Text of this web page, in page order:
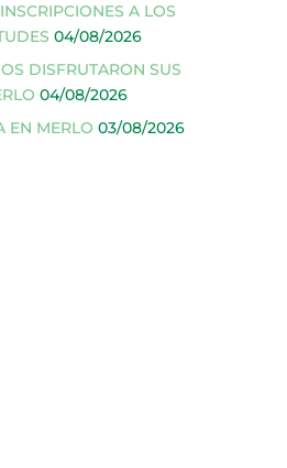
A LOS
04/08/2026
DISFRUTARON SUS
04/08/2026
EN MERLO 03/08/2026